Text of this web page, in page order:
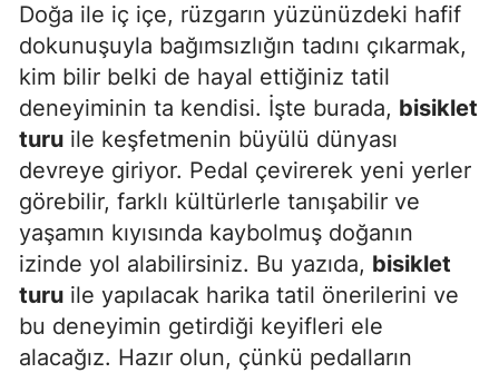
Denizli
Diyarbakır
Edirne
Elazığ
Erzincan
Erzurum
Eskişehir
Gaziantep
Doğa ile iç içe, rüzgarın yüzünüzdeki hafif
dokunuşuyla bağımsızlığın tadını çıkarmak,
kim bilir belki de hayal ettiğiniz tatil
deneyiminin ta kendisi. İşte burada, bisiklet
turu ile keşfetmenin büyülü dünyası
devreye giriyor. Pedal çevirerek yeni yerler
görebilir, farklı kültürlerle tanışabilir ve
yaşamın kıyısında kaybolmuş doğanın
izinde yol alabilirsiniz. Bu yazıda, bisiklet
turu ile yapılacak harika tatil önerilerini ve
bu deneyimin getirdiği keyifleri ele
alacağız. Hazır olun, çünkü pedalların